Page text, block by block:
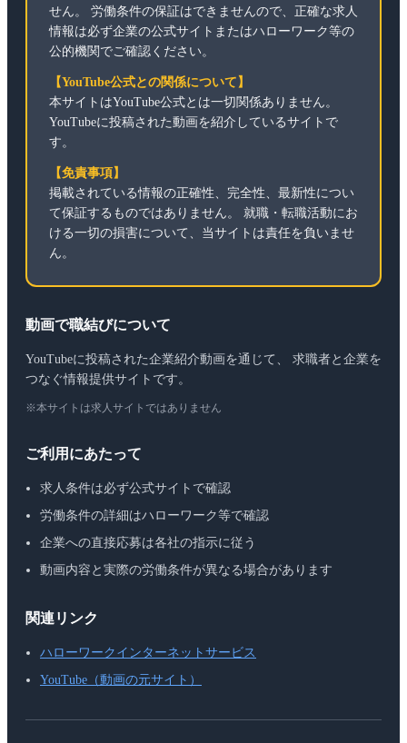
せん。 労働条件の保証はできませんので、正確な求人
情報は必ず企業の公式サイトまたはハローワーク等の
公的機関でご確認ください。
【YouTube公式との関係について】
本サイトはYouTube公式とは一切関係ありません。
YouTubeに投稿された動画を紹介しているサイトで
す。
【免責事項】
掲載されている情報の正確性、完全性、最新性につい
て保証するものではありません。 就職・転職活動にお
ける一切の損害について、当サイトは責任を負いませ
ん。
動画で職結びについて
YouTubeに投稿された企業紹介動画を通じて、 求職者と企業を
つなぐ情報提供サイトです。
※本サイトは求人サイトではありません
ご利用にあたって
求人条件は必ず公式サイトで確認
労働条件の詳細はハローワーク等で確認
企業への直接応募は各社の指示に従う
動画内容と実際の労働条件が異なる場合があります
関連リンク
ハローワークインターネットサービス
YouTube（動画の元サイト）